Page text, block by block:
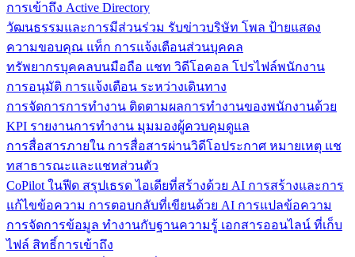
การเข้าถึง Active Directory
วัฒนธรรมและการมีส่วนร่วม รับข่าวบริษัท โพล ป้ายแสดง
ความขอบคุณ แท็ก การแจ้งเตือนส่วนบุคคล
ทรัพยากรบุคคลบนมือถือ แชท วิดีโอคอล โปรไฟล์พนักงาน
การอนุมัติ การแจ้งเตือน ระหว่างเดินทาง
การจัดการการทำงาน ติดตามผลการทำงานของพนักงานด้วย
KPI รายงานการทำงาน มุมมองผู้ควบคุมดูแล
การสื่อสารภายใน การสื่อสารผ่านวิดีโอประกาศ หมายเหตุ แช
ทสาธารณะและแชทส่วนตัว
CoPilot ในฟีด สรุปเธรด ไอเดียที่สร้างด้วย AI การสร้างและการ
แก้ไขข้อความ การตอบกลับที่เขียนด้วย AI การแปลข้อความ
การจัดการข้อมูล ทำงานกับฐานความรู้ เอกสารออนไลน์ ที่เก็บ
ไฟล์ สิทธิ์การเข้าถึง